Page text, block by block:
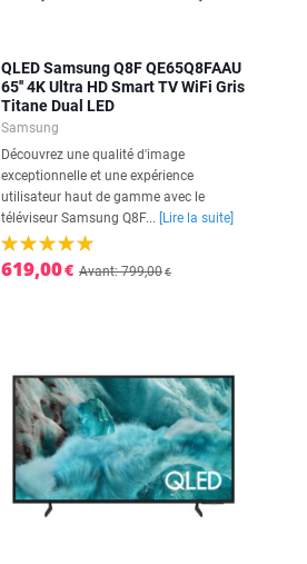
QLED Samsung Q8F QE65Q8FAAU
65'' 4K Ultra HD Smart TV WiFi Gris
Titane Dual LED
Samsung
Découvrez une qualité d'image
exceptionnelle et une expérience
utilisateur haut de gamme avec le
téléviseur Samsung Q8F...
[Lire la suite]
619,00€ Avant: 799,00€